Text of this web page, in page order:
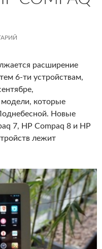
расширение
6-ти устройствам,
которые
Новые
7, HP Compaq 8 и HP
лежит